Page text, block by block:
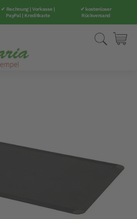
✔ Rechnung | Vorkasse |
PayPal | Kreditkarte
✔ kostenloser
Rückversand
Suche